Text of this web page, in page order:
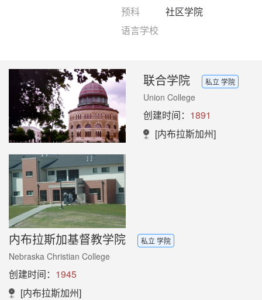
预科
社区学院
语言学校
联合学院 私立 学院
Union College
创建时间： 1891
[内布拉斯加州]
内布拉斯加基督教学院 私立 学院
Nebraska Christian College
创建时间： 1945
[内布拉斯加州]